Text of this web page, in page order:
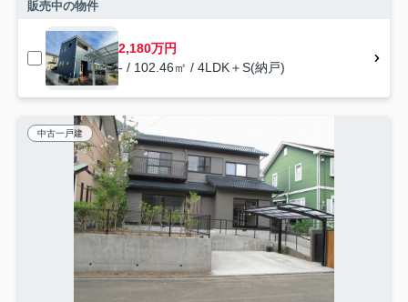
販売中の物件
2,180万円
- / 102.46㎡ / 4LDK＋S(納戸)
中古一戸建